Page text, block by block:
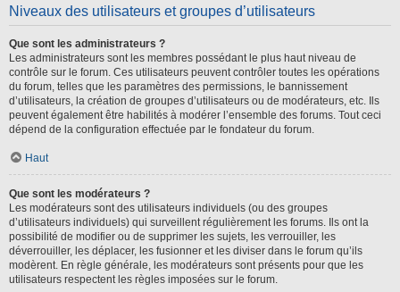
Niveaux des utilisateurs et groupes d’utilisateurs
Que sont les administrateurs ?
Les administrateurs sont les membres possédant le plus haut niveau de
contrôle sur le forum. Ces utilisateurs peuvent contrôler toutes les opérations
du forum, telles que les paramètres des permissions, le bannissement
d’utilisateurs, la création de groupes d’utilisateurs ou de modérateurs, etc. Ils
peuvent également être habilités à modérer l’ensemble des forums. Tout ceci
dépend de la configuration effectuée par le fondateur du forum.
Haut
Que sont les modérateurs ?
Les modérateurs sont des utilisateurs individuels (ou des groupes
d’utilisateurs individuels) qui surveillent régulièrement les forums. Ils ont la
possibilité de modifier ou de supprimer les sujets, les verrouiller, les
déverrouiller, les déplacer, les fusionner et les diviser dans le forum qu’ils
modèrent. En règle générale, les modérateurs sont présents pour que les
utilisateurs respectent les règles imposées sur le forum.